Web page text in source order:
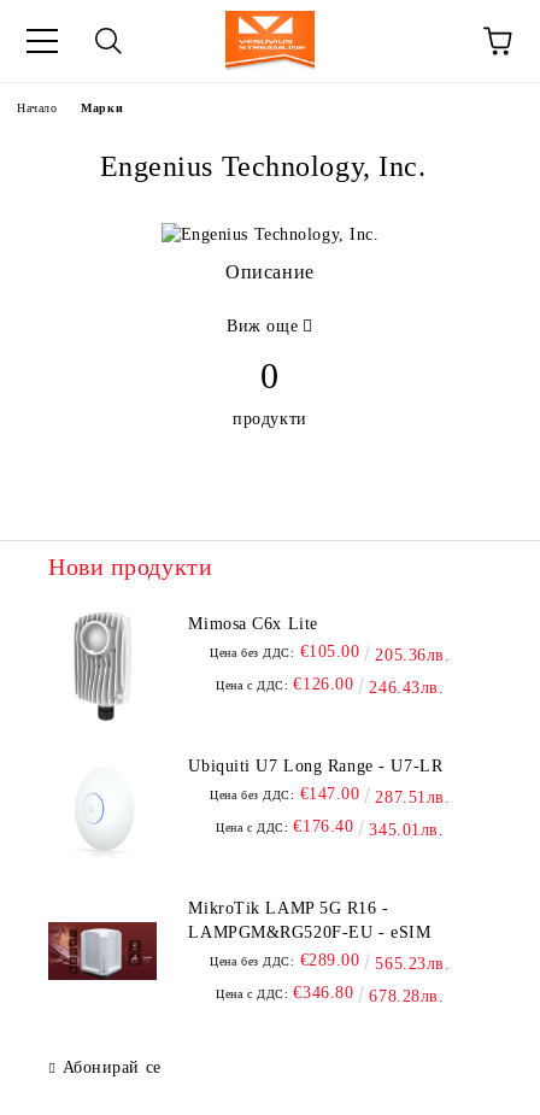
Начало Марки
Engenius Technology, Inc.
Описание
Виж още
0
продукти
Нови продукти
Mimosa C6x Lite
Цена без ДДС: €105.00 205.36лв.
Цена с ДДС: €126.00 246.43лв.
Ubiquiti U7 Long Range - U7-LR
Цена без ДДС: €147.00 287.51лв.
Цена с ДДС: €176.40 345.01лв.
MikroTik LAMP 5G R16 -
LAMPGM&RG520F-EU - eSIM
Цена без ДДС: €289.00 565.23лв.
Цена с ДДС: €346.80 678.28лв.
Абонирай се